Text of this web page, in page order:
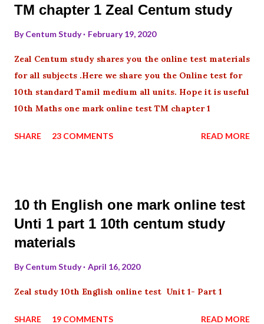
TM chapter 1 Zeal Centum study
ByCentum Study February 19, 2020
Zeal Centum study shares you the online test materials
for all subjects .Here we share you the Online test for
10th standard Tamil medium all units. Hope it is useful
10th Maths one mark online test TM chapter 1
SHARE 23 COMMENTS READ MORE
10 th English one mark online test
Unti 1 part 1 10th centum study
materials
ByCentum Study April 16, 2020
Zeal study 10th English online test Unit 1- Part 1
SHARE 19 COMMENTS READ MORE